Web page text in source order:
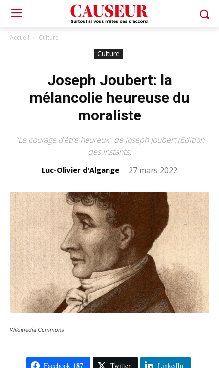
Accueil Culture
Culture
Joseph Joubert: la
mélancolie heureuse du
moraliste
"Le courage d’être heureux" de Joseph Joubert (Edition
des Instants)
Luc-Olivier d'Algange - 27 mars 2022
Wikimedia Commons
Facebook 187 Twitter LinkedIn